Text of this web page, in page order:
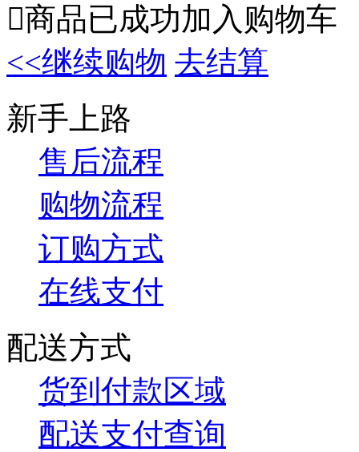
商品已成功加入购物车
<<继续购物 去结算
新手上路
售后流程
购物流程
订购方式
在线支付
配送方式
货到付款区域
配送支付查询